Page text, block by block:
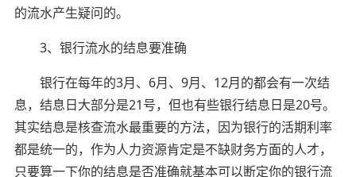
的流水产生疑问的。
3、银行流水的结息要准确
银行在每年的3月、6月、9月、12月的都会有一次结
息，结息日大部分是21号，但也有些银行结息日是20号。
其实结息是核查流水最重要的方法，因为银行的活期利率
都是统一的，作为人力资源肯定是不缺财务方面的人才，
只要算一下你的结息是否准确就基本可以断定你的银行流